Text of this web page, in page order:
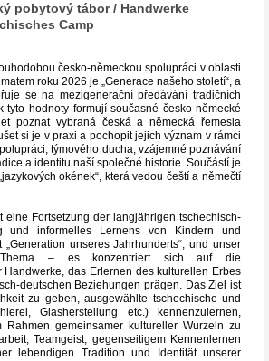
pobytový tábor / Handwerke
Camp
česko-německou spolupráci v oblasti
roku 2026 je „Generace našeho století“, a
se na mezigenerační předávání tradičních
hodnoty formují současné česko-německé
poznat vybraná česká a německá řemesla
si je v praxi a pochopit jejich význam v rámci
týmového ducha, vzájemné poznávání
a identitu naší společné historie. Součástí je
okének“, která vedou čeští a němečtí
eine Fortsetzung der langjährigen tschechisch-
und informelles Lernens von Kindern und
unseres Jahrhunderts“, und unser
– es konzentriert sich auf die
das Erlernen des kulturellen Erbes
deutschen Beziehungen prägen. Das Ziel ist
zu geben, ausgewählte tschechische und
Glasherstellung etc.) kennenzulernen,
gemeinsamer kultureller Wurzeln zu
Teamgeist, gegenseitigem Kennenlernen
lebendigen Tradition und Identität unserer